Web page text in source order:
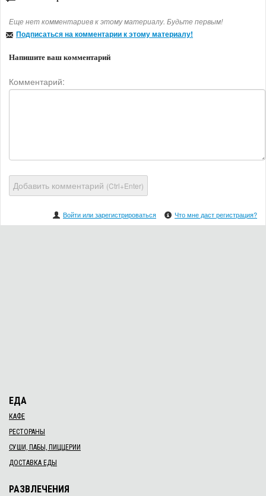
Еще нет комментариев к этому материалу. Будьте первым!
Подписаться на комментарии к этому материалу!
Напишите ваш комментарий
Комментарий:
Добавить комментарий (Ctrl+Enter)
Войти или зарегистрироваться Что мне даст регистрация?
ЕДА
КАФЕ
РЕСТОРАНЫ
СУШИ, ПАБЫ, ПИЦЦЕРИИ
ДОСТАВКА ЕДЫ
РАЗВЛЕЧЕНИЯ